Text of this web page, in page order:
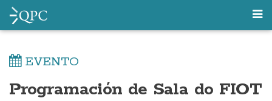
EVENTO
Programación de Sala do FIOT